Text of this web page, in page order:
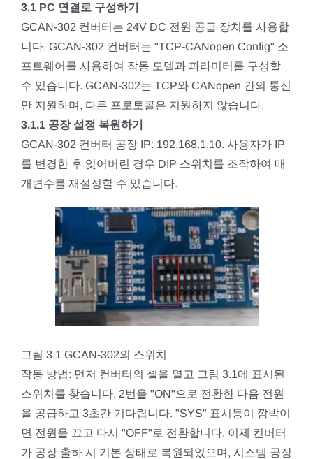
문의하기
Korean
3.1 PC 연결로 구성하기
GCAN-302 컨버터는 24V DC 전원 공급 장치를 사용합
니다. GCAN-302 컨버터는 "TCP-CANopen Config" 소
프트웨어를 사용하여 작동 모델과 파라미터를 구성할
수 있습니다. GCAN-302는 TCP와 CANopen 간의 통신
만 지원하며, 다른 프로토콜은 지원하지 않습니다.
3.1.1 공장 설정 복원하기
GCAN-302 컨버터 공장 IP: 192.168.1.10. 사용자가 IP
를 변경한 후 잊어버린 경우 DIP 스위치를 조작하여 매
개변수를 재설정할 수 있습니다.
그림 3.1 GCAN-302의 스위치
작동 방법: 먼저 컨버터의 셸을 열고 그림 3.1에 표시된
스위치를 찾습니다. 2번을 "ON"으로 전환한 다음 전원
을 공급하고 3초간 기다립니다. "SYS" 표시등이 깜박이
면 전원을 끄고 다시 "OFF"로 전환합니다. 이제 컨버터
가 공장 출하 시 기본 상태로 복원되었으며, 시스템 공장